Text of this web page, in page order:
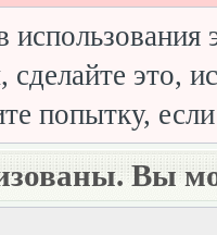
сделайте это,
попытку,
Вы